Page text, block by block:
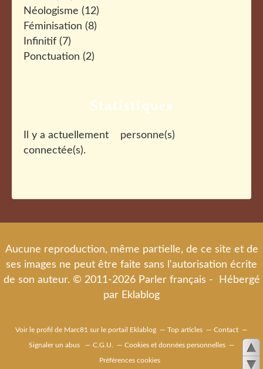
Néologisme (12)
Féminisation (8)
Infinitif (7)
Ponctuation (2)
Statistiques
Il y a actuellement
personne(s)
connectée(s).
Aucune reproduction, même partielle, de ce site et de
ses images ne peut être faite sans l'autorisation écrite
de son auteur. © 2011-2026 Parler français - Hébergé
par Eklablog
Voir le profil de Marc81 sur le portail Eklablog Top articles Contact
Signaler un abus C.G.U. Cookies et données personnelles
Préférences cookies